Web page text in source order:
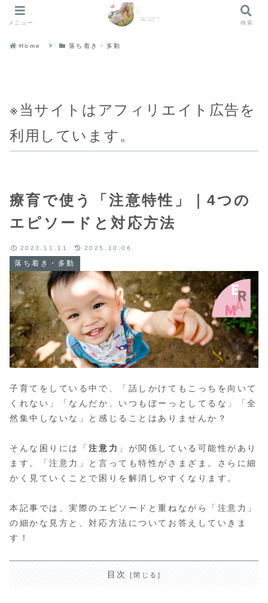
Home 落ち着き・多動
療育で使う「注意特性」｜4つの
エピソードと対応方法
※当サイトはアフィリエイト広告を
利用しています。
落ち着き・多動
2023.11.11 2025.10.06
子育てをしている中で、「話しかけてもこっちを向いて
くれない」「なんだか、いつもぼーっとしてるな」「全
然集中しないな」と感じることはありませんか？
そんな困りには「注意力 」が関係している可能性があり
ます。「注意力」と言っても特性がさまざま。さらに細
かく見ていくことで困りを解消しやすくなります。
本記事では、実際のエピソードと重ねながら「注意力」
の細かな見方と、対応方法についてお答えしていきま
す！
目次
メニュー 検索